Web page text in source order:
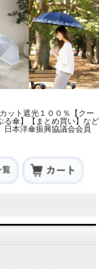
ット遮光１００％【クー
る傘】【まとめ買い】など
本洋傘振興協議会会員